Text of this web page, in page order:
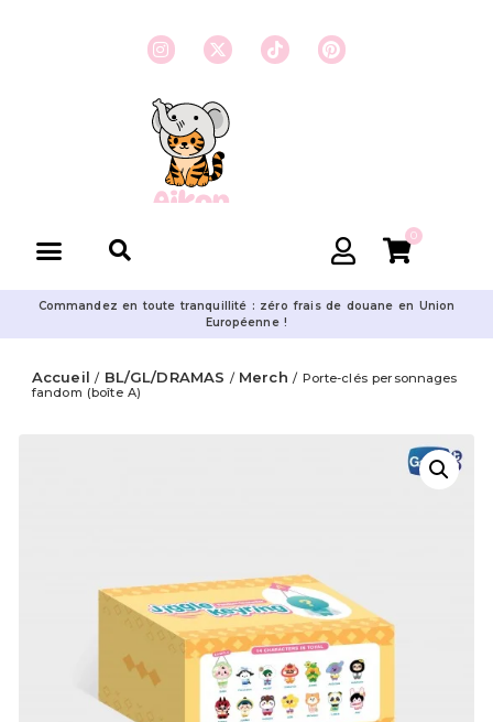
0
Commandez en toute tranquillité : zéro frais de douane en Union
Européenne !
Accueil / BL/GL/DRAMAS / Merch / Porte-clés personnages
fandom (boîte A)